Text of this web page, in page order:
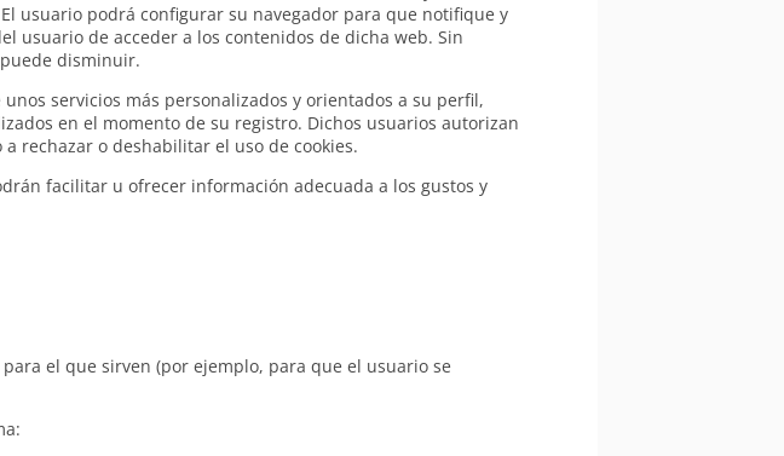
usuario podrá configurar su navegador para que notifique y
usuario de acceder a los contenidos de dicha web. Sin
disminuir.
servicios más personalizados y orientados a su perfil,
en el momento de su registro. Dichos usuarios autorizan
rechazar o deshabilitar el uso de cookies.
facilitar u ofrecer información adecuada a los gustos y
el que sirven (por ejemplo, para que el usuario se